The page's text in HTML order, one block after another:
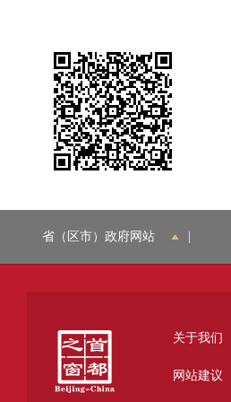
省（区市）政府网站
关于我们
网站建议